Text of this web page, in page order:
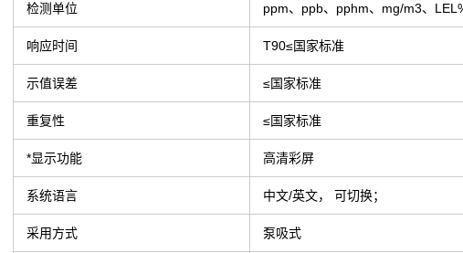
检测单位 ppm、ppb、pphm、mg/m3、
响应时间 T90≤国家标准
示值误差 ≤国家标准
重复性 ≤国家标准
*显示功能 高清彩屏
系统语言 中文/英文， 可切换；
采用方式 泵吸式